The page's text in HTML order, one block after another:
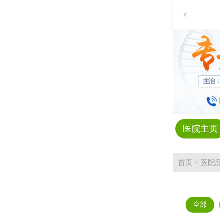
医院主页
首页 > 医院
全部